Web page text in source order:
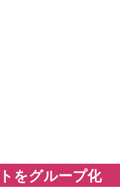
をグループ化